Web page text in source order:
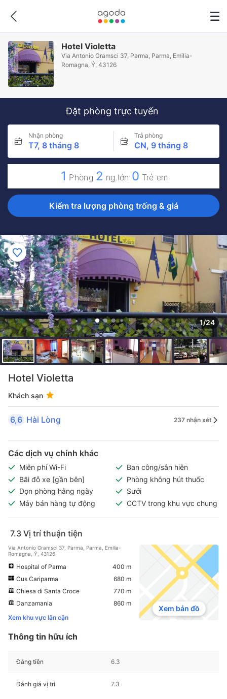
Hotel Violetta
Via Antonio Gramsci 37, Parma, Parma, Emilia-
Romagna, Ý, 43126
Đặt phòng trực tuyến
Nhận phòng
T7, 8 tháng 8
Trả phòng
CN, 9 tháng 8
1 Phòng 2 ng.lớn 0 Trẻ em
Kiểm tra lượng phòng trống & giá
1/24
Hotel Violetta
Khách sạn
6,6 Hài Lòng 237 nhận xét
Các dịch vụ chính khác
Miễn phí Wi-Fi
Ban công/sân hiên
Bãi đỗ xe [gần bên]
Phòng không hút thuốc
Dọn phòng hằng ngày
Sưởi
Máy bán hàng tự động
CCTV trong khu vực chung
7.3 Vị trí thuận tiện
Via Antonio Gramsci 37, Parma, Parma, Emilia-
Romagna, Ý, 43126
Hospital of Parma
400 m
Cus Cariparma
680 m
Chiesa di Santa Croce
770 m
Danzamania
860 m
Xem khu vực lân cận
Xem bản đồ
Thông tin hữu ích
Đáng tiền 6.3
Đánh giá vị trí 7.3